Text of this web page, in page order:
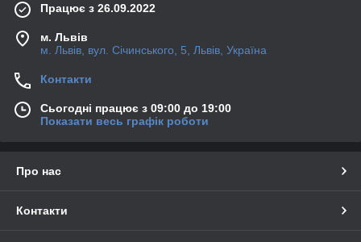
Працює з 26.09.2022
м. Львів
м. Львів, вул. Січинського, 5, Львів, Україна
Контакти
Сьогодні працює з 09:00 до 19:00
Показати весь графік роботи
Про нас
Контакти